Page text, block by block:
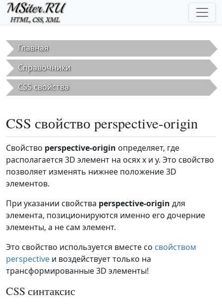
Перейти к основному содержанию
Главная
Справочники
CSS свойства
CSS свойство perspective-origin
Свойство perspective-origin определяет, где
располагается 3D элемент на осях x и y. Это свойство
позволяет изменять нижнее положение 3D
элементов.
При указании свойства perspective-origin для
элемента, позиционируются именно его дочерние
элементы, а не сам элемент.
Это свойство используется вместе со свойством
perspective и воздействует только на
трансформированные 3D элементы!
CSS синтаксис